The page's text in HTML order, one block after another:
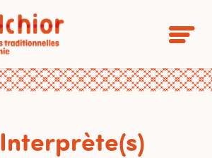
Interprète(s)